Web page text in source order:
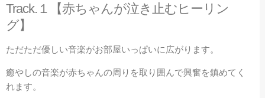
Track.１【赤ちゃんが泣き止むヒーリン
グ】
ただただ優しい音楽がお部屋いっぱいに広がります。
癒やしの音楽が赤ちゃんの周りを取り囲んで興奮を鎮めてく
れます。